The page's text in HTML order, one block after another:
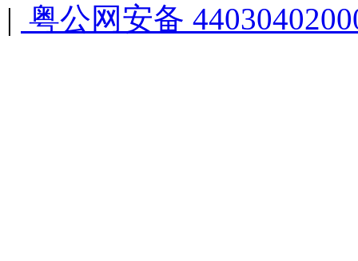
| 粤公网安备